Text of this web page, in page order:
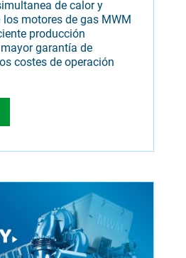
de calor y
motores de gas MWM
producción
garantía de
costes de operación